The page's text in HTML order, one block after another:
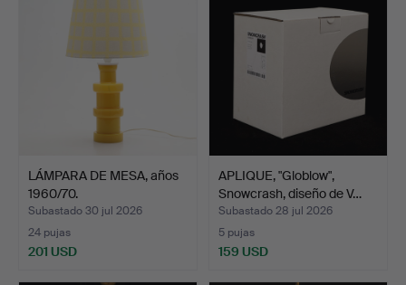
LÁMPARA DE MESA, años
1960/70.
Subastado 30 jul 2026
24 pujas
201 USD
APLIQUE, "Globlow",
Snowcrash, diseño de V…
Subastado 28 jul 2026
5 pujas
159 USD